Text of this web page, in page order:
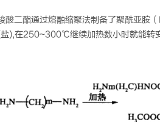
二酯通过熔融缩聚法制备了聚酰亚胺
),在250~300℃继续加热数小时就能转